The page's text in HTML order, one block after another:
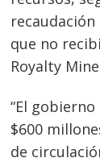
que no
Royalty
“El
$600
de